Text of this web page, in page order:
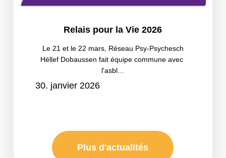
pour
la
Vie
Relais pour la Vie 2026
Le 21 et le 22 mars, Réseau Psy-Psychesch
Hëllef Dobaussen fait équipe commune avec
l'asbl…
30. janvier 2026
Plus d'actualités